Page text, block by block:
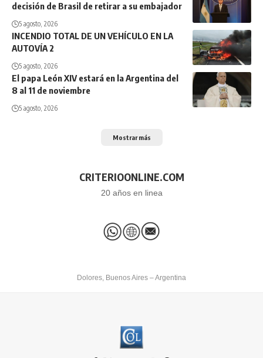
decisión de Brasil de retirar a su embajador
5 agosto, 2026
INCENDIO TOTAL DE UN VEHÍCULO EN LA
AUTOVÍA 2
5 agosto, 2026
El papa León XIV estará en la Argentina del
8 al 11 de noviembre
5 agosto, 2026
Mostrar más
CRITERIOONLINE.COM
20 años en linea
Dolores, Buenos Aires – Argentina